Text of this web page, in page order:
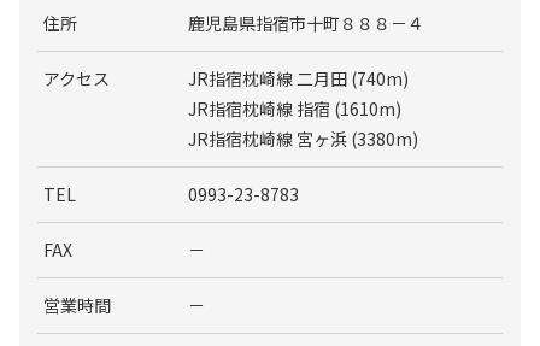
住所 鹿児島県指宿市十町８８８－４
アクセス
JR指宿枕崎線 二月田 (740m)
JR指宿枕崎線 指宿 (1610m)
JR指宿枕崎線 宮ヶ浜 (3380m)
TEL 0993-23-8783
FAX －
営業時間 －